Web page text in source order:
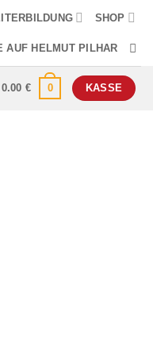
SHOP
AUF HELMUT PILHAR
0.00 € 0 KASSE